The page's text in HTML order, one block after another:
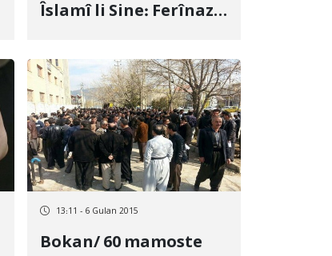
Îslamî li Sine: Ferînaz
13:11 - 6 Gulan 2015
Bokan/ 60 mamoste